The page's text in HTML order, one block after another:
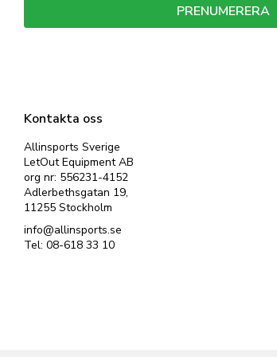
Kontakta oss
Allinsports Sverige
LetOut Equipment AB
org nr: 556231-4152
Adlerbethsgatan 19,
11255 Stockholm
info@allinsports.se
Tel: 08-618 33 10
PRENUMERERA